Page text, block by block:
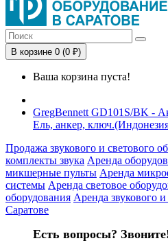
В корзине 0 (0 ₽)
Ваша корзина пуста!
GregBennett GD101S/BK -
Ель, анкер,
Продажа звукового и светового
комплекты звука Аренда
микшерные пульты Аренда
системы Аренда световое
оборудования Аренда звукового
Саратове
Есть вопросы?